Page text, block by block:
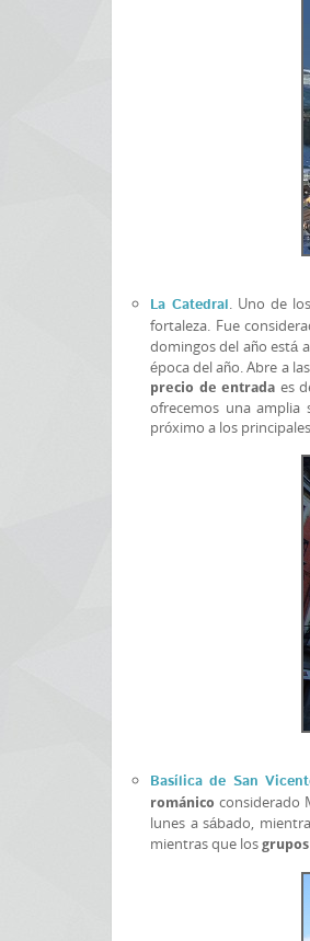
La Catedral. Uno de
fortaleza. Fue
domingos del año está
época del año. Abre a
precio de entrada es
ofrecemos una amplia
próximo a los
Basílica de San
románico considerado
lunes a sábado,
mientras que los grupos